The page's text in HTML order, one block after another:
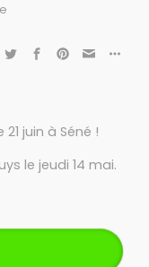
juin à Séné !
le jeudi 14 mai.